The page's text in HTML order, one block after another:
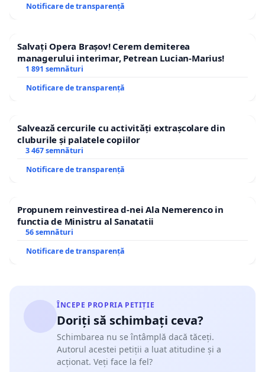
Notificare de transparență
Salvați Opera Brașov! Cerem demiterea
managerului interimar, Petrean Lucian-Marius!
1 891 semnături
Notificare de transparență
Salvează cercurile cu activități extrașcolare din
cluburile și palatele copiilor
3 467 semnături
Notificare de transparență
Propunem reinvestirea d-nei Ala Nemerenco in
functia de Ministru al Sanatatii
56 semnături
Notificare de transparență
ÎNCEPE PROPRIA PETIȚIE
Doriți să schimbați ceva?
Schimbarea nu se întâmplă dacă tăceți.
Autorul acestei petiții a luat atitudine și a
acționat. Veți face la fel?